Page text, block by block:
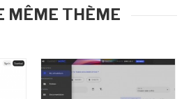
MÊME THÈME